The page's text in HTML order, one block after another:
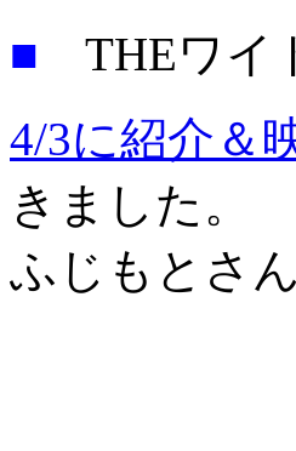
■ THEワイ
4/3に紹介＆
きました。
ふじもとさ